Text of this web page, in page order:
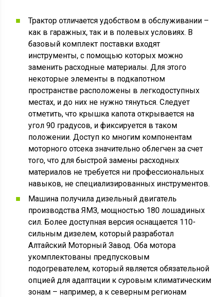
Трактор отличается удобством в обслуживании –
как в гаражных, так и в полевых условиях. В
базовый комплект поставки входят
инструменты, с помощью которых можно
заменить расходные материалы. Для этого
некоторые элементы в подкапотном
пространстве расположены в легкодоступных
местах, и до них не нужно тянуться. Следует
отметить, что крышка капота открывается на
угол 90 градусов, и фиксируется в таком
положении. Доступ ко многим компонентам
моторного отсека значительно облегчен за счет
того, что для быстрой замены расходных
материалов не требуется ни профессиональных
навыков, не специализированных инструментов.
Машина получила дизельный двигатель
производства ЯМЗ, мощностью 180 лошадиных
сил. Более доступная версия оснащается 110-
сильным дизелем, который разработал
Алтайский Моторный Завод. Оба мотора
укомплектованы предпусковым
подогревателем, который является обязательной
опцией для адаптации к суровым климатическим
зонам – например, а к северным регионам